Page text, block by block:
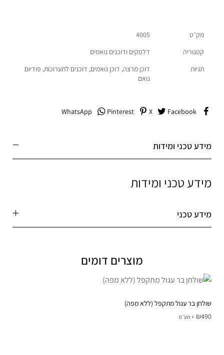
מק״ט
4005
קטגוריה
דלפקים ודוכנים נואמים
תגיות
דוכן מרצה, דוכן נואמים, דוכנים לתערוכות, פודיום
נואם
Facebook
X
Pinterest
WhatsApp
מידע טכני ומידות
מידע טכני ומידות
מידע טכני
מוצרים דומים
שולחן בר עגול מתקפל (ללא מפה)
₪490 + מע׳׳מ